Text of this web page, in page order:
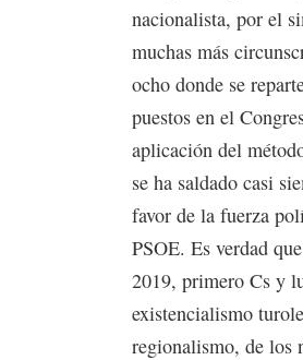
nacionalista, por el
muchas más
ocho donde se
puestos en el
aplicación del
se ha saldado casi
favor de la fuerza
PSOE. Es verdad
2019, primero Cs y
existencialismo
regionalismo, de los